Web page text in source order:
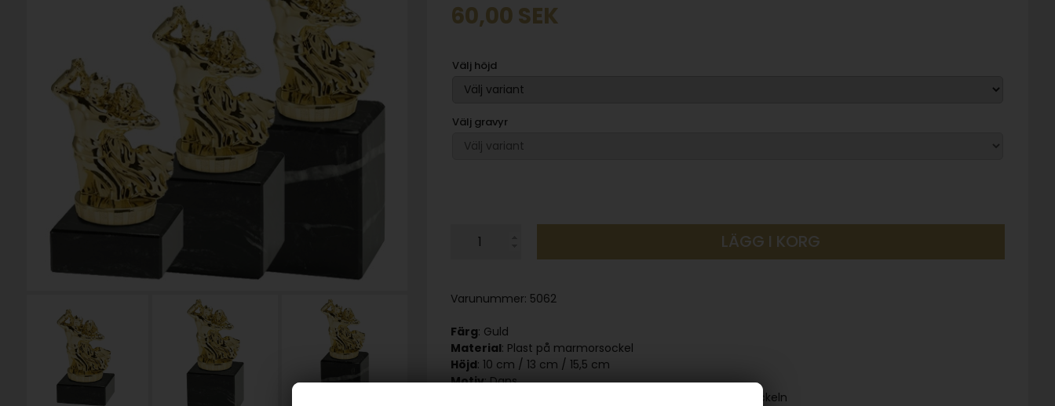
60,00 SEK
Välj höjd
Välj gravyr
LÄGG I KORG
Varunummer: 5062
Färg: Guld
Material: Plast på marmorsockel
Höjd: 10 cm / 13 cm / 15,5 cm
Motiv: Dans
: Centreras på skylt och monteras på marmorsockeln